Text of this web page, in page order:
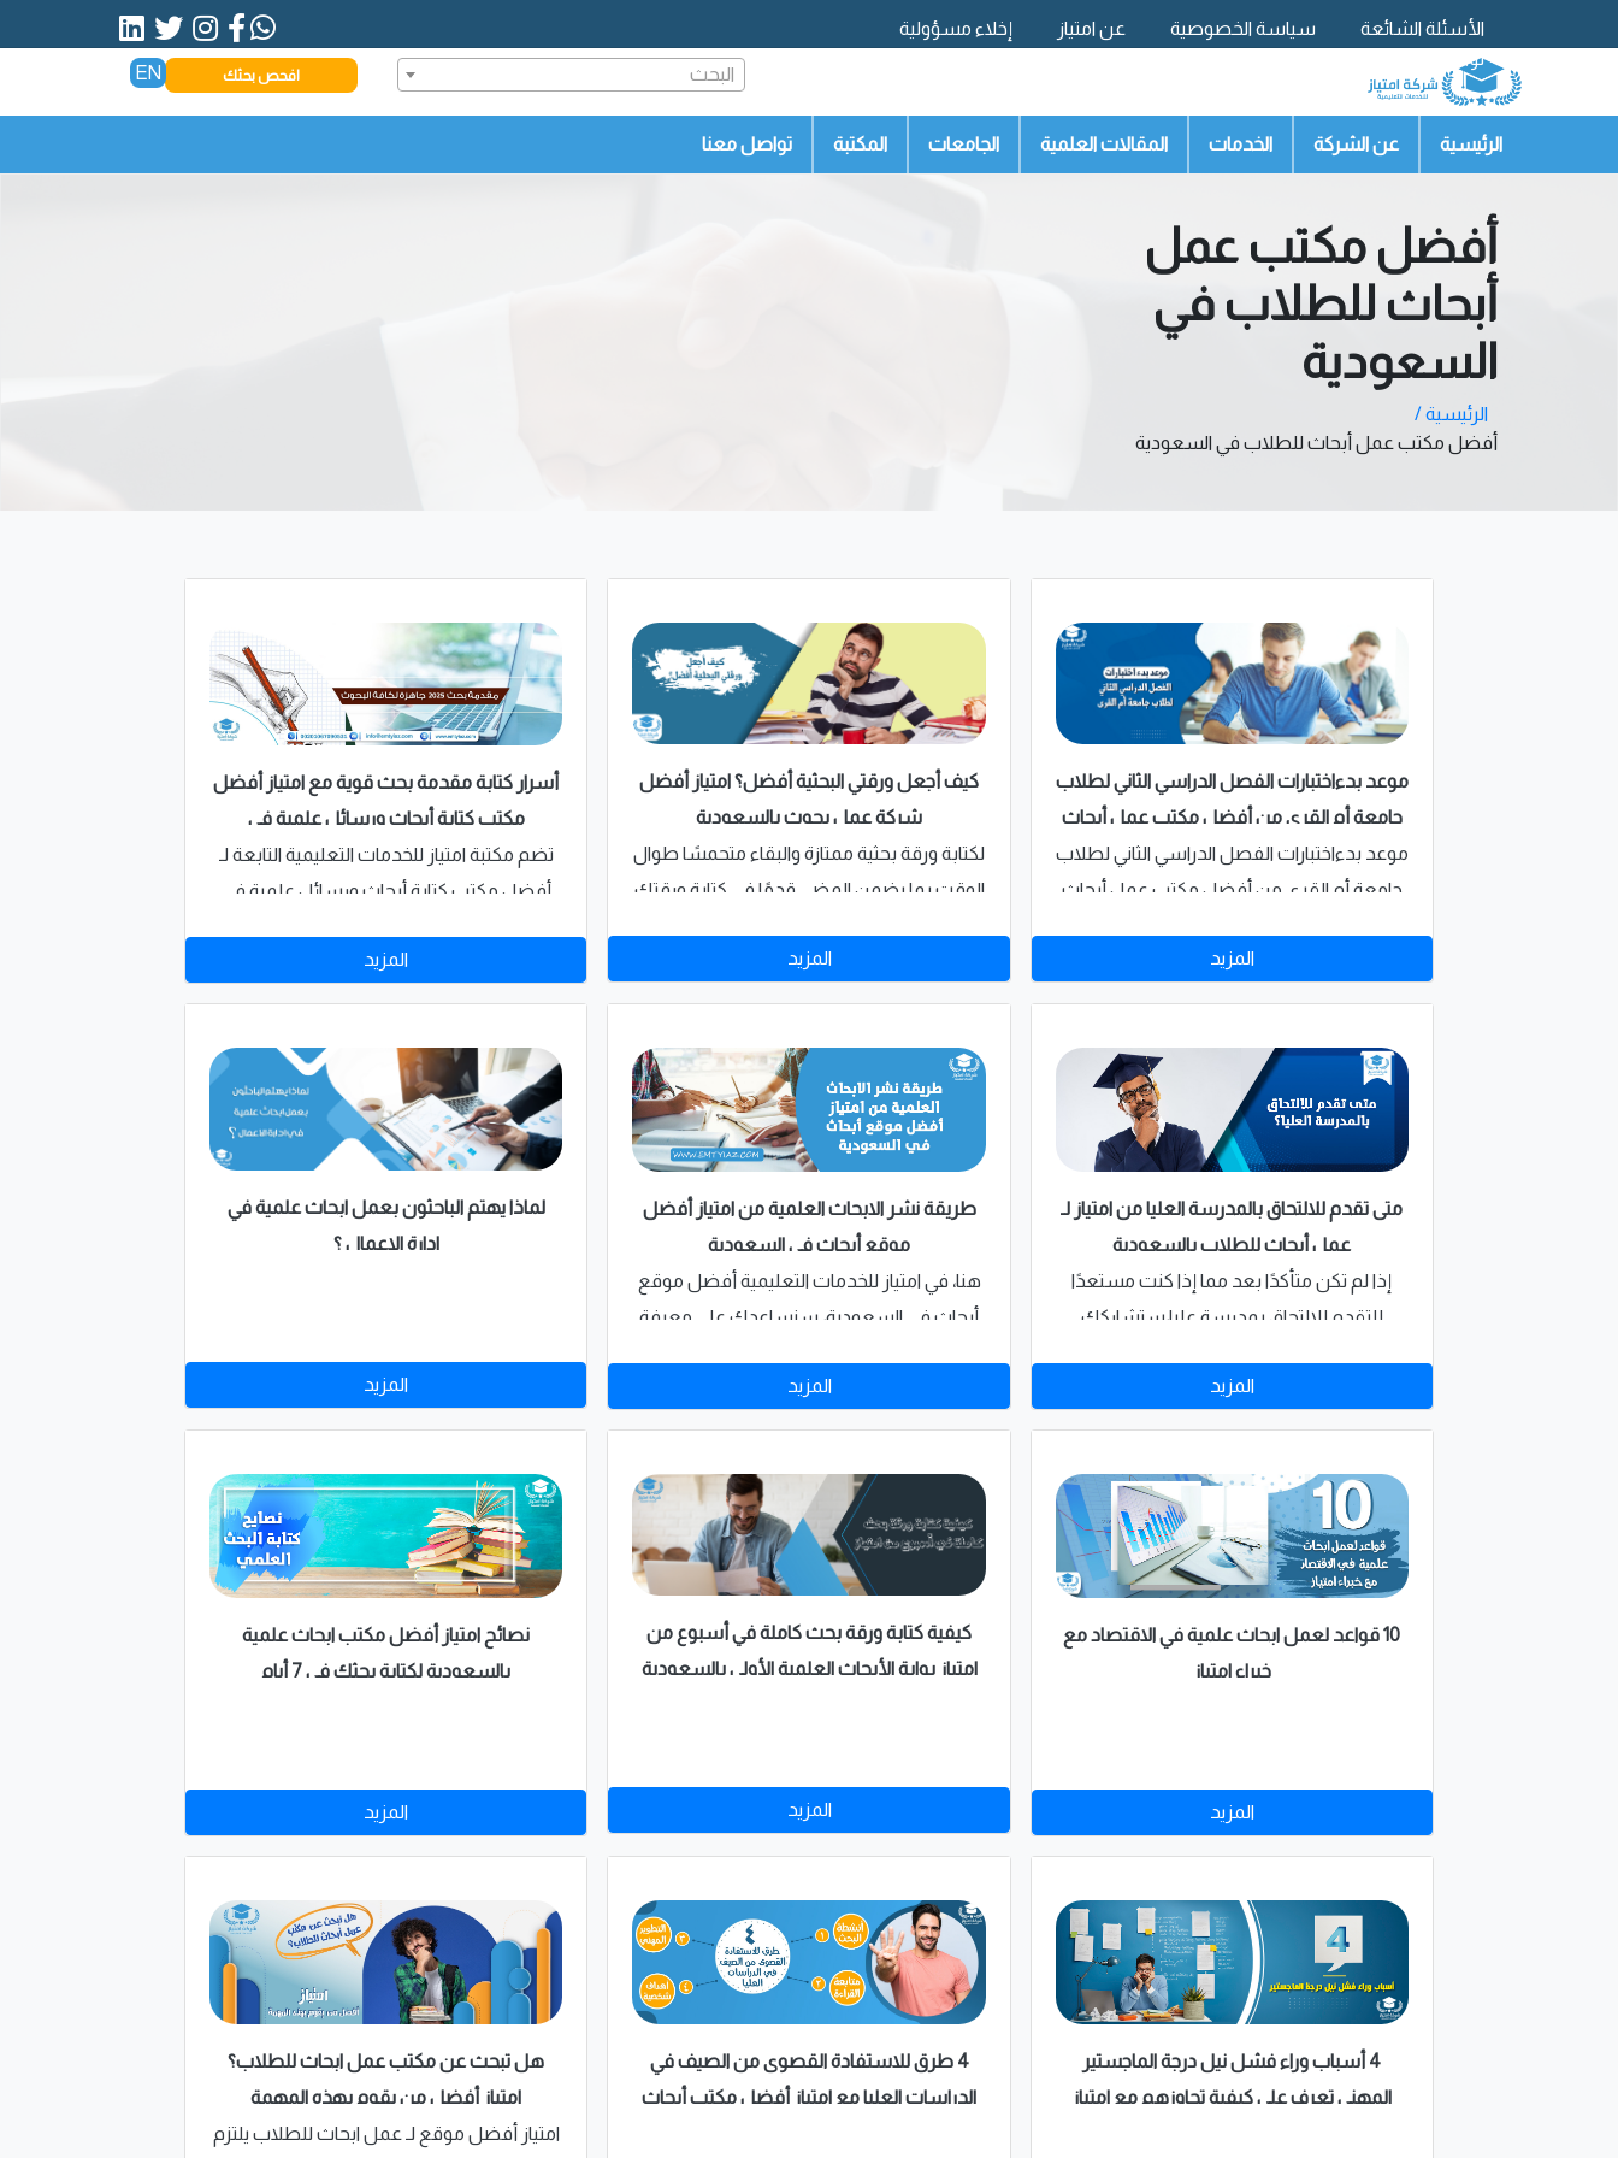
الأسئلة الشائعة سياسة الخصوصية عن امتياز
إخلاء مسؤولية
تواصل معنا
البحث افحص بحثك EN
الرئيسية عن الشركة الخدمات المقالات العلمية الجامعات المكتبة تواصل معنا
أفضل مكتب عمل
أبحاث للطلاب في
السعودية
الرئيسية /
أفضل مكتب عمل أبحاث للطلاب في السعودية
موعد بدءاختبارات الفصل الدراسي الثاني لطلاب
جامعة أم القرى من أفضل مكتب عمل أبحاث
للطلاب في السعودية
موعد بدءاختبارات الفصل الدراسي الثاني لطلاب
جامعة أم القرى من أفضل مكتب عمل أبحاث
المزيد
كيف أجعل ورقتي البحثية أفضل؟ امتياز أفضل
شركة عمل بحوث بالسعودية
لكتابة ورقة بحثية ممتازة والبقاء متحمسًا طوال
الوقت بما يضمن المضي قدمًا في كتابة ورقتك
عمل مدروسة جيدًا، ومجموعة من الأدوات
أفضل شركة عمل بحوث بالسعودية.
المزيد
أسرار كتابة مقدمة بحث قوية مع امتياز أفضل
مكتب كتابة أبحاث ورسائل علمية في
السعودية
تضم مكتبة امتياز للخدمات التعليمية التابعة لـ
أفضل مكتب كتابة أبحاث ورسائل علمية في
العلمية في كافة التخصصات العلمية تقريبًا،
سوف يساعدك الإطلاع على الأبحاث العلمية
المزيد
متى تقدم للالتحاق بالمدرسة العليا من امتياز لـ
عمل أبحاث للطلاب بالسعودية
إذا لم تكن متأكدًا بعد مما إذا كنت مستعدًا
للتقدم للالتحاق بمدرسة عليا،ستشاركك
للطلاب بالسعودية بعض الأسئلة التي يمكنك
تحديدها لذلك فاسأل نفسك هذه الأسئلة .
المزيد
طريقة نشر الابحاث العلمية من امتياز أفضل
موقع أبحاث في السعودية
هنا، في امتياز للخدمات التعليمية أفضل موقع
أبحاث في السعودية، سنساعدك على معرفة
بك، كما نود التنويه أيضًا إلى أنه بإمكانك
الحصول على مساعدة في كتابة أبحاث النشر
والمراجعة والتدقيق والنشر الخاصة بنا.
المزيد
لماذا يهتم الباحثون بعمل ابحاث علمية في
ادارة الاعمال ؟
المزيد
10 قواعد لعمل ابحاث علمية في الاقتصاد مع
خبراء امتياز
المزيد
كيفية كتابة ورقة بحث كاملة في أسبوع من
امتياز بوابة الأبحاث العلمية الأولى بالسعودية
المزيد
نصائح امتياز أفضل مكتب ابحاث علمية
بالسعودية لكتابة بحثك في 7 أيام
المزيد
4 أسباب وراء فشل نيل درجة الماجستير
المهني تعرف على كيفية تجاوزهم مع امتياز
4 طرق للاستفادة القصوى من الصيف في
الدراسات العليا مع امتياز أفضل مكتب أبحاث
هل تبحث عن مكتب عمل ابحاث للطلاب؟
امتياز أفضل من يقوم بهذه المهمة
امتياز أفضل موقع لـ عمل ابحاث للطلاب يلتزم